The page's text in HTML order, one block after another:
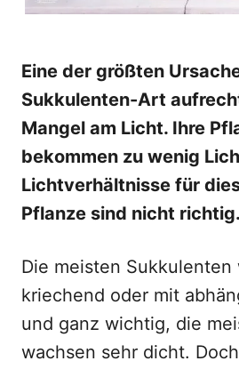
Eine der größten
Sukkulenten-Art
Mangel am Licht. Ihre
bekommen zu wenig
Lichtverhältnisse für
Pflanze sind nicht richtig.
Die meisten Sukkulenten
kriechend oder mit
und ganz wichtig, die
wachsen sehr dicht.